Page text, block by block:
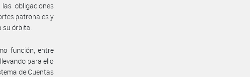
obligaciones
patronales y
su órbita.
función, entre
para ello
de Cuentas